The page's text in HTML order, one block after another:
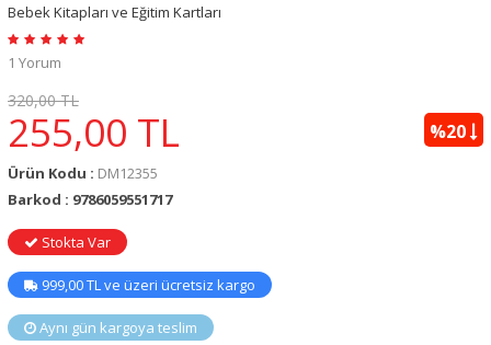
Bebek Kitapları ve Eğitim Kartları
1 Yorum
320,00 TL
255,00 TL %20
Ürün Kodu : DM12355
Barkod : 9786059551717
Stokta Var
999,00 TL ve üzeri ücretsiz kargo
Aynı gün kargoya teslim